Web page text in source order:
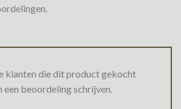
klanten die dit product gekocht
een beoordeling schrijven.